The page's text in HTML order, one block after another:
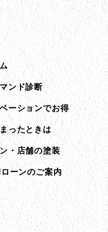
ンド診断
ーションでお得
ったときは
・店舗の塗装
ーンのご案内